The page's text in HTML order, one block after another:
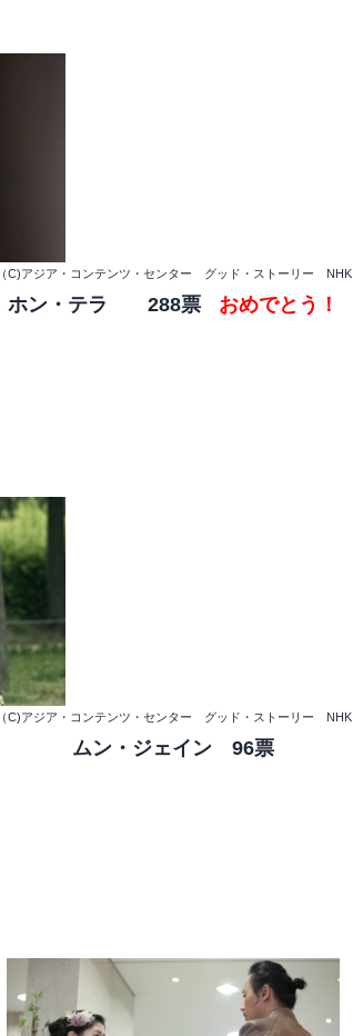
（C)アジア・コンテンツ・センター グッド・ストーリー NHK
ホン・テラ 288票 おめでとう！
（C)アジア・コンテンツ・センター グッド・ストーリー NHK
ムン・ジェイン 96票